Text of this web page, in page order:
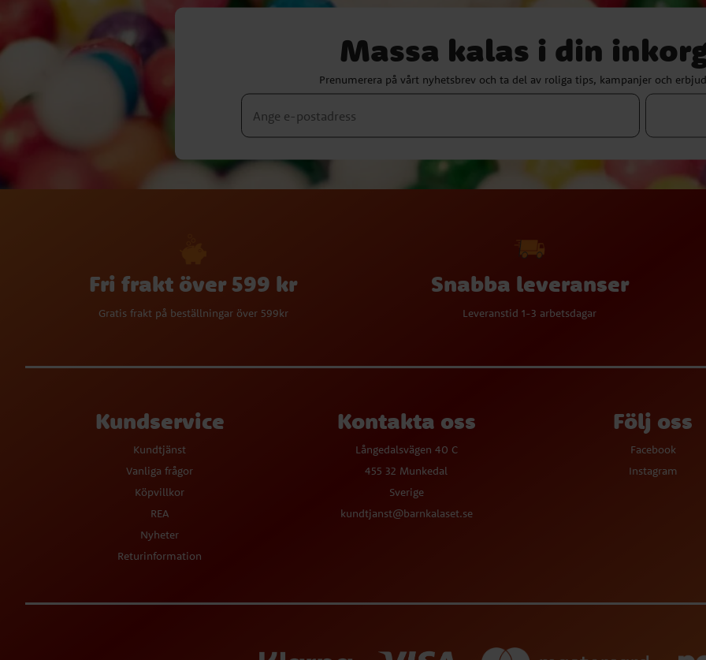
Massa kalas i din
Prenumerera på vårt nyhetsbrev och ta del av roliga tips, kampanjer och
Fri frakt över 599 kr
Gratis frakt på beställningar över 599kr
Snabba leveranser
Leveranstid 1-3 arbetsdagar
Kundservice
Kundtjänst
Vanliga frågor
Köpvillkor
REA
Nyheter
Returinformation
Kontakta oss
Långedalsvägen 40 C
455 32 Munkedal
Sverige
kundtjanst@barnkalaset.se
Följ oss
Facebook
Instagram